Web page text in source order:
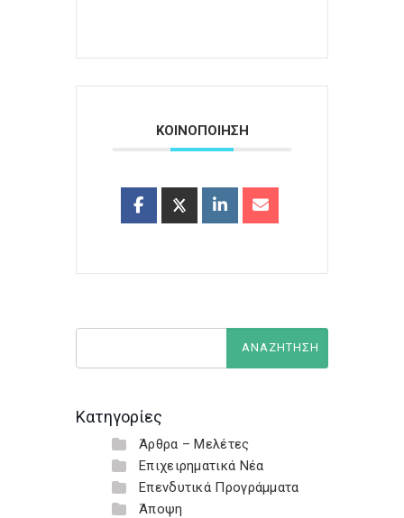
ΚΟΙΝΟΠΟΙΗΣΗ
Κατηγορίες
Άρθρα – Μελέτες
Επιχειρηματικά Νέα
Επενδυτικά Προγράμματα
Άποψη